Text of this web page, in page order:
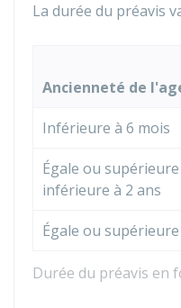
La durée du préavis
Durée du préavis en
Ancienneté de
Inférieure à 6 mois
Égale ou
inférieure à 2 ans
Égale ou supérieure